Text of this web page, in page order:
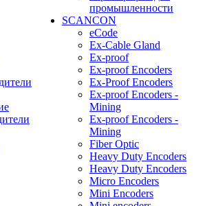
промышленности
SCANCON
eCode
Ex-Cable Gland
Ex-proof
Ex-proof Encoders
Ex-Proof Encoders
Ex-proof Encoders -
Mining
Ex-proof Encoders -
Mining
Fiber Optic
Heavy Duty Encoders
Heavy Duty Encoders
Micro Encoders
Mini Encoders